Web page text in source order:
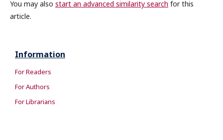
You may also start an advanced similarity search for this
article.
Information
For Readers
For Authors
For Librarians